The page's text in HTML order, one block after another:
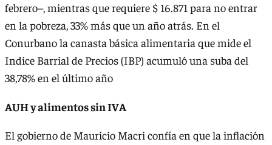
febrero–, mientras que requiere $ 16.871 para no entrar
en la pobreza, 33% más que un año atrás. En el
Conurbano la canasta básica alimentaria que mide el
Indice Barrial de Precios (IBP) acumuló una suba del
38,78% en el último año
AUH y alimentos sin IVA
El gobierno de Mauricio Macri confía en que la inflación